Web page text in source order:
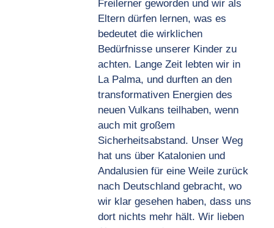
Freilerner geworden und wir als
Eltern dürfen lernen, was es
bedeutet die wirklichen
Bedürfnisse unserer Kinder zu
achten. Lange Zeit lebten wir in
La Palma, und durften an den
transformativen Energien des
neuen Vulkans teilhaben, wenn
auch mit großem
Sicherheitsabstand. Unser Weg
hat uns über Katalonien und
Andalusien für eine Weile zurück
nach Deutschland gebracht, wo
wir klar gesehen haben, dass uns
dort nichts mehr hält. Wir lieben